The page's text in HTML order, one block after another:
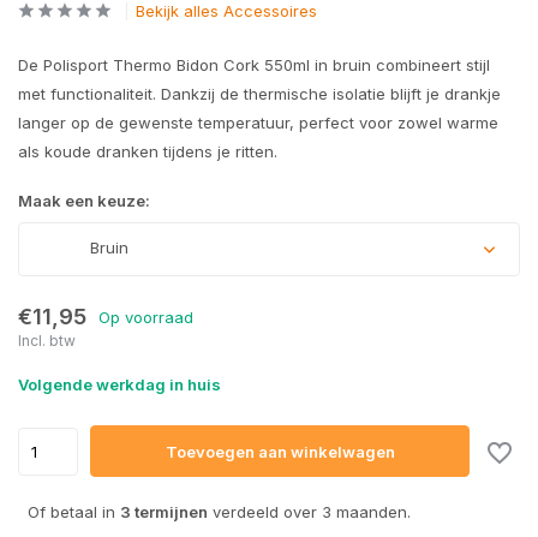
Bekijk alles Accessoires
De Polisport Thermo Bidon Cork 550ml in bruin combineert stijl
met functionaliteit. Dankzij de thermische isolatie blijft je drankje
langer op de gewenste temperatuur, perfect voor zowel warme
als koude dranken tijdens je ritten.
Maak een keuze:
Bruin
€11,95 Op voorraad
Incl. btw
Volgende werkdag in huis
Toevoegen aan winkelwagen
Of betaal in 3 termijnen verdeeld over 3 maanden.